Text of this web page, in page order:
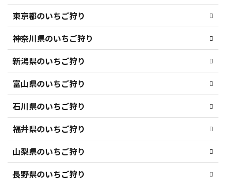
東京都のいちご狩り
神奈川県のいちご狩り
新潟県のいちご狩り
富山県のいちご狩り
石川県のいちご狩り
福井県のいちご狩り
山梨県のいちご狩り
長野県のいちご狩り